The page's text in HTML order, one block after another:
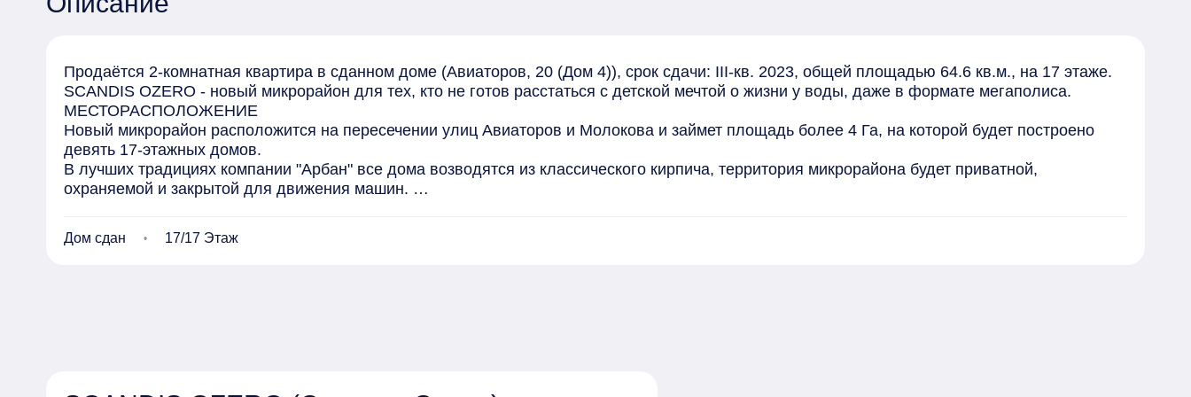
Продаётся 2-комнатная квартира в сданном доме (Авиаторов, 20 (Дом 4)), срок сдачи: III-кв. 2023, общей площадью 64.6 кв.м., на 17 этаже.
SCANDIS OZERO - новый микрорайон для тех, кто не готов расстаться с детской мечтой о жизни у воды, даже в формате мегаполиса.
МЕСТОРАСПОЛОЖЕНИЕ
Новый микрорайон расположится на пересечении улиц Авиаторов и Молокова и займет площадь более 4 Га, на которой будет построено
девять 17-этажных домов.
В лучших традициях компании "Арбан" все дома возводятся из классического кирпича, территория микрорайона будет приватной,
охраняемой и закрытой для движения машин.
КАК ПОЯВИЛОСЬ ОЗЕРО
О рождении проекта SCANDIS OZERO
Дом сдан 17/17 Этаж